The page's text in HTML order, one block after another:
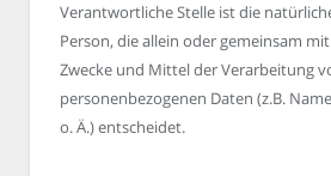
Verantwortliche Stelle ist die
Person, die allein oder gemeinsam
Zwecke und Mittel der Verarbeitung
personenbezogenen Daten (z.B.
o. Ä.) entscheidet.